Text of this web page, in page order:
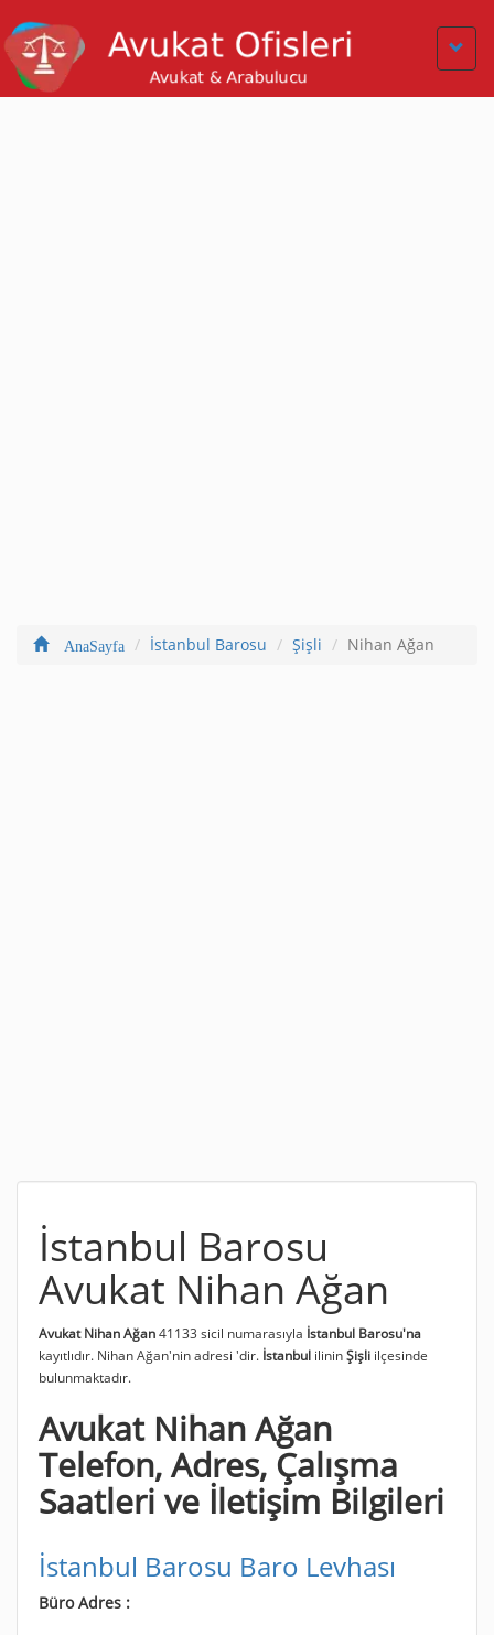
AnaSayfa İstanbul Barosu Şişli Nihan Ağan
İstanbul Barosu
Avukat Nihan Ağan
Avukat Nihan Ağan41133 sicil numarasıyla İstanbul Barosu'na
kayıtlıdır. Nihan Ağan'nin adresi 'dir. İstanbul ilininŞişli ilçesinde
bulunmaktadır.
Avukat Nihan Ağan
Telefon, Adres, Çalışma
Saatleri ve İletişim Bilgileri
İstanbul Barosu Baro Levhası
Büro Adres :